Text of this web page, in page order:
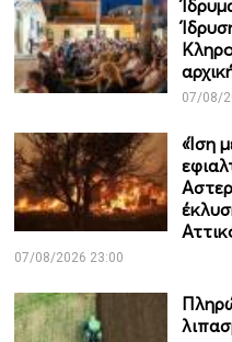
07/08/
«Ίση
07/08/2026 23:00